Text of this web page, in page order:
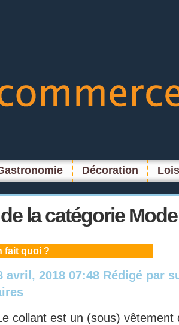
Décoration
la catégorie Mode
fait quoi ?
avril, 2018 07:48 Rédigé par
collant est un (sous) vêtement